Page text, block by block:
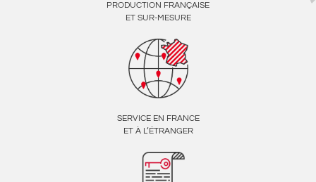
PRODUCTION FRANÇAISE
ET SUR-MESURE
SERVICE EN FRANCE
ET À L’ÉTRANGER